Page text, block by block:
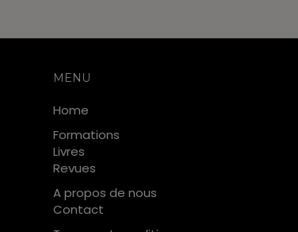
MENU
Home
Formations
Livres
Revues
A propos de nous
Contact